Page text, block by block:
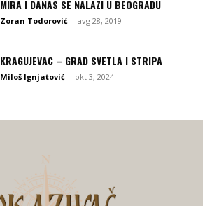
MIRA I DANAS SE NALAZI U BEOGRADU
Zoran Todorović - avg 28, 2019
KRAGUJEVAC – GRAD SVETLA I STRIPA
Miloš Ignjatović - okt 3, 2024